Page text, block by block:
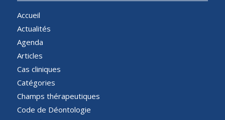
Accueil
Actualités
Agenda
Articles
Cas cliniques
Catégories
Champs thérapeutiques
Code de Déontologie